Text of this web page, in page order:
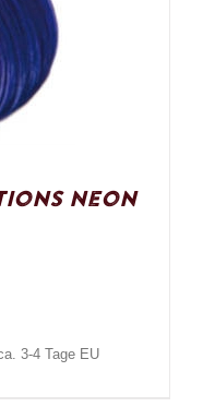
Neon
3-4 Tage EU